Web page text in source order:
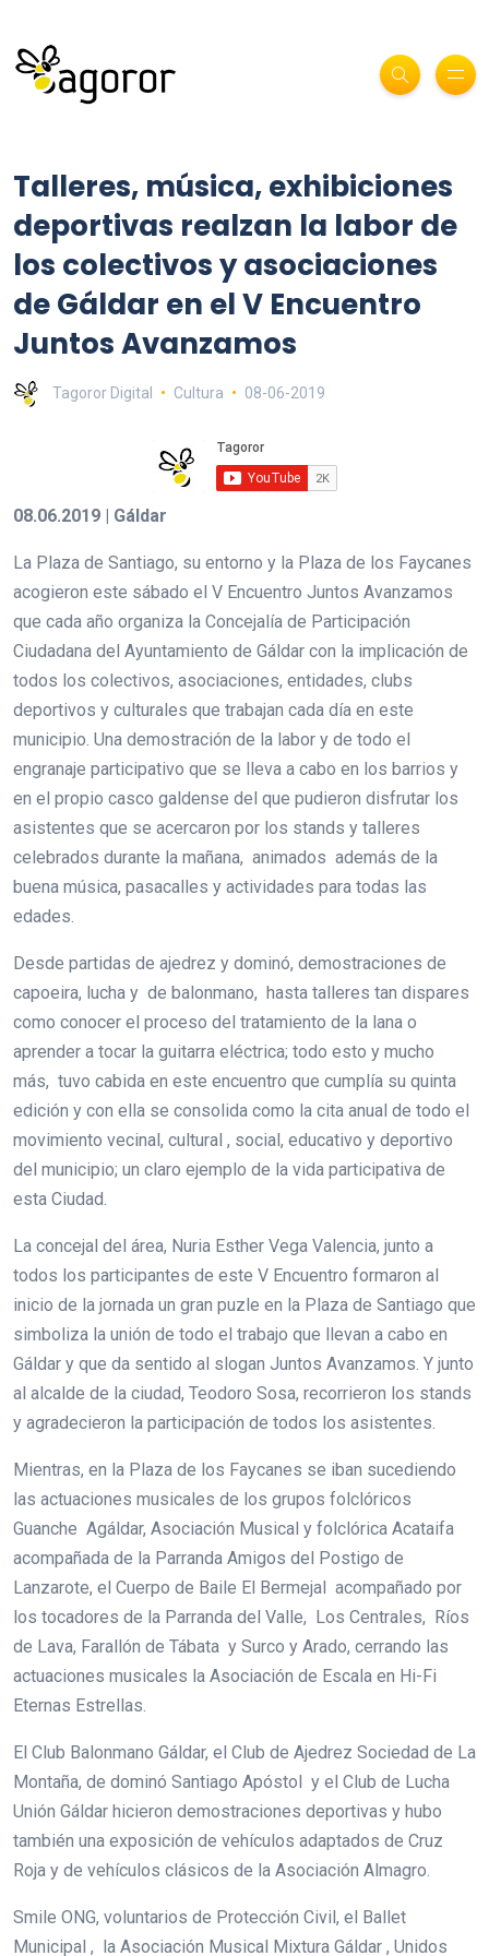
Talleres, música, exhibiciones
deportivas realzan la labor de
los colectivos y asociaciones
de Gáldar en el V Encuentro
Juntos Avanzamos
Tagoror Digital Cultura 08-06-2019
08.06.2019 | Gáldar
La Plaza de Santiago, su entorno y la Plaza de los Faycanes
acogieron este sábado el V Encuentro Juntos Avanzamos
que cada año organiza la Concejalía de Participación
Ciudadana del Ayuntamiento de Gáldar con la implicación de
todos los colectivos, asociaciones, entidades, clubs
deportivos y culturales que trabajan cada día en este
municipio. Una demostración de la labor y de todo el
engranaje participativo que se lleva a cabo en los barrios y
en el propio casco galdense del que pudieron disfrutar los
asistentes que se acercaron por los stands y talleres
celebrados durante la mañana, animados además de la
buena música, pasacalles y actividades para todas las
edades.
Desde partidas de ajedrez y dominó, demostraciones de
capoeira, lucha y de balonmano, hasta talleres tan dispares
como conocer el proceso del tratamiento de la lana o
aprender a tocar la guitarra eléctrica; todo esto y mucho
más, tuvo cabida en este encuentro que cumplía su quinta
edición y con ella se consolida como la cita anual de todo el
movimiento vecinal, cultural , social, educativo y deportivo
del municipio; un claro ejemplo de la vida participativa de
esta Ciudad.
La concejal del área, Nuria Esther Vega Valencia, junto a
todos los participantes de este V Encuentro formaron al
inicio de la jornada un gran puzle en la Plaza de Santiago que
simboliza la unión de todo el trabajo que llevan a cabo en
Gáldar y que da sentido al slogan Juntos Avanzamos. Y junto
al alcalde de la ciudad, Teodoro Sosa, recorrieron los stands
y agradecieron la participación de todos los asistentes.
Mientras, en la Plaza de los Faycanes se iban sucediendo
las actuaciones musicales de los grupos folclóricos
Guanche Agáldar, Asociación Musical y folclórica Acataifa
acompañada de la Parranda Amigos del Postigo de
Lanzarote, el Cuerpo de Baile El Bermejal acompañado por
los tocadores de la Parranda del Valle, Los Centrales, Ríos
de Lava, Farallón de Tábata y Surco y Arado, cerrando las
actuaciones musicales la Asociación de Escala en Hi-Fi
Eternas Estrellas.
El Club Balonmano Gáldar, el Club de Ajedrez Sociedad de La
Montaña, de dominó Santiago Apóstol y el Club de Lucha
Unión Gáldar hicieron demostraciones deportivas y hubo
también una exposición de vehículos adaptados de Cruz
Roja y de vehículos clásicos de la Asociación Almagro.
Smile ONG, voluntarios de Protección Civil, el Ballet
Municipal , la Asociación Musical Mixtura Gáldar , Unidos